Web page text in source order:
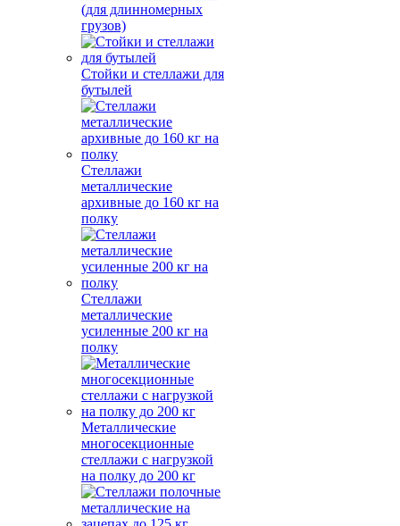
(для длинномерных
грузов)
Стойки и стеллажи для
бутылей
Стеллажи
металлические
архивные до 160 кг на
полку
Стеллажи
металлические
усиленные 200 кг на
полку
Металлические
многосекционные
стеллажи с нагрузкой
на полку до 200 кг